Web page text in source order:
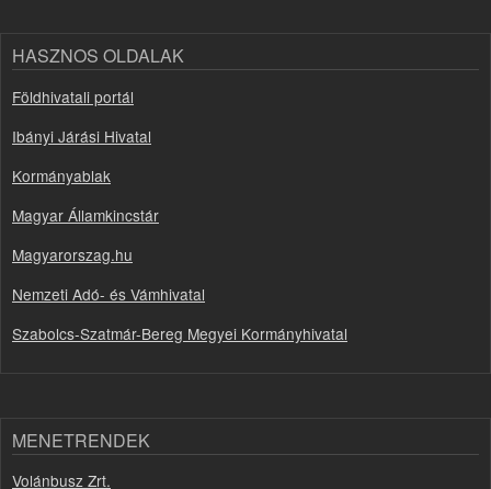
HASZNOS OLDALAK
Földhivatali portál
Ibányi Járási Hivatal
Kormányablak
Magyar Államkincstár
Magyarorszag.hu
Nemzeti Adó- és Vámhivatal
Szabolcs-Szatmár-Bereg Megyei Kormányhivatal
MENETRENDEK
Volánbusz Zrt.